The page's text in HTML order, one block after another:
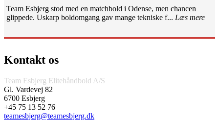
Team Esbjerg stod med en matchbold i Odense, men chancen
glippede. Uskarp boldomgang gav mange tekniske f... Læs mere
Kontakt os
Team Esbjerg Elitehåndbold A/S
Gl. Vardevej 82
6700 Esbjerg
+45 75 13 52 76
teamesbjerg@teamesbjerg.dk